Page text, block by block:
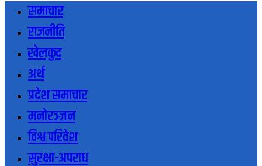
समाचार
राजनीति
खेलकुद
अर्थ
प्रदेश समाचार
मनोरञ्जन
विश्व परिवेश
सुरक्षा-अपराध